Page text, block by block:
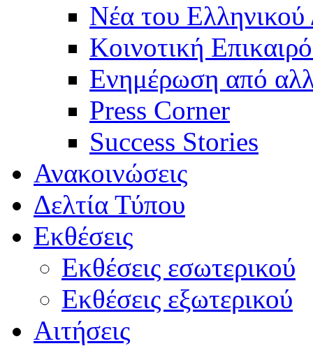
Νέα του Ελληνικού
Κοινοτική
Ενημέρωση από
Press Corner
Success Stories
Ανακοινώσεις
Δελτία Τύπου
Εκθέσεις
Εκθέσεις εσωτερικού
Εκθέσεις εξωτερικού
Αιτήσεις